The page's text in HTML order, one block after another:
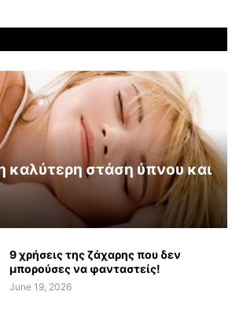
η καλύτερη στάση ύπνου και
9 χρήσεις της ζάχαρης που δεν
μπορούσες να φανταστείς!
June 19, 2026